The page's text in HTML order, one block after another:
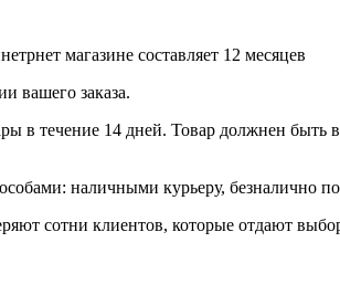
магазине составляет 12 месяцев
вашего заказа.
в течение 14 дней. Товар должнен быть
наличными курьеру, безналично
сотни клиентов, которые отдают